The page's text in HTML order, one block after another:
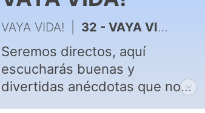
VAYA VIDA! 32 - VAYA VIDA! con Tlalpa y Alexis - Cap.2 T3: Atención escolta! Desmayarse, ya!
Seremos directos, aquí
escucharás buenas y
divertidas anécdotas que nos